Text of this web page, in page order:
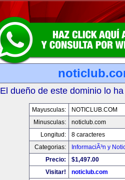
El dueño de este dominio lo
Mayusculas:
NOTICLUB.COM
Minusculas:
noticlub.com
Longitud:
8 caracteres
Categorias:
InformaciÃ³n y
Precio:
$1,497.00
Visitar!
noticlub.com